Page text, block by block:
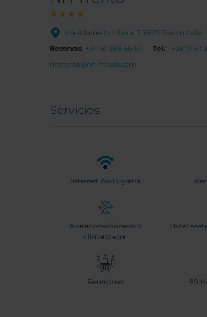
Via Adalberto Libera, 7 38121 Trento Italia
Reservas +34 91 398 46 61 Tel.:
+39 0461
nhtrento@nh-hotels.com
Servicios
Internet Wi-Fi gratis
Aire acondicionado o
climatizador
Hotel
Reuniones 89